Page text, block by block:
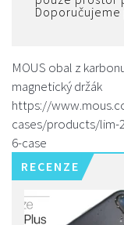
MOUS obal z
magnetický držák
https://
cases/products/lim-
6-case
RECENZE